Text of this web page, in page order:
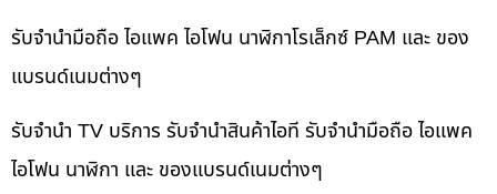
รับจำนำมือถือ ไอแพค ไอโฟน นาฬิกาโรเล็กซ์ PAM และ ของ
แบรนด์เนมต่างๆ
รับจำนำ TV บริการ รับจำนำสินค้าไอที รับจำนำมือถือ ไอแพค
ไอโฟน นาฬิกา และ ของแบรนด์เนมต่างๆ